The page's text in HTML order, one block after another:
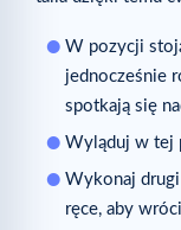
W pozycji
jednocześnie
spotkają się
Wyląduj w tej
Wykonaj
ręce, aby